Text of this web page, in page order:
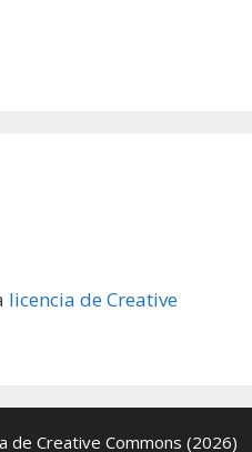
licencia de Creative
de Creative Commons (2026)